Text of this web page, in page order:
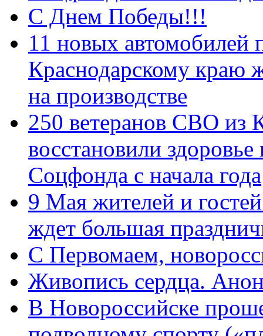
С Днем Победы!!!
11 новых автомобилей
Краснодарскому краю
на производстве
250 ветеранов СВО из
восстановили
Соцфонда с начала года
9 Мая жителей и
ждет большая
C Первомаем,
Живопись сердца.
В Новороссийске